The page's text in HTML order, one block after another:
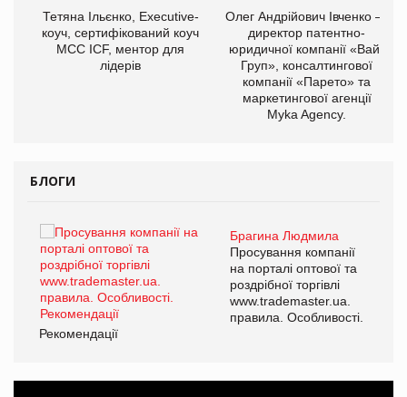
Тетяна Ільєнко, Executive-
коуч, сертифікований коуч
МСС ICF, ментор для
лідерів
Олег Андрійович Івченко —
директор патентно-
юридичної компанії «Вайз
Груп», консалтингової
компанії «Парето» та
маркетингової агенції
Myka Agency.
БЛОГИ
Брагина Людмила
Просування компанії
на порталі оптової та
роздрібної торгівлі
www.trademaster.ua.
правила. Особливості.
Рекомендації